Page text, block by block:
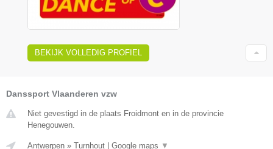
BEKIJK VOLLEDIG PROFIEL
Danssport Vlaanderen vzw
Niet gevestigd in de plaats Froidmont en in de provincie
Henegouwen.
Antwerpen » Turnhout Google maps ▼